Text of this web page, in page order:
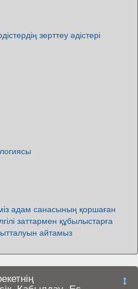
зерттеу әдістері
адам санасының қоршаған
заттармен құбылыстарға
айтамыз